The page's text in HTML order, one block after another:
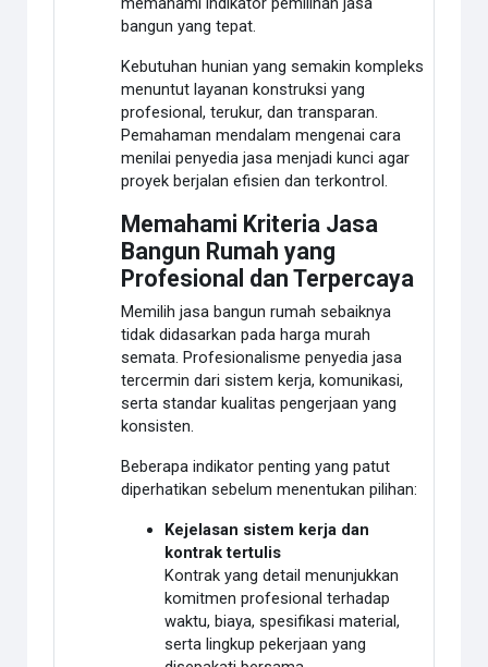
bangun yang tepat.
Kebutuhan hunian yang semakin kompleks
menuntut layanan konstruksi yang
profesional, terukur, dan transparan.
Pemahaman mendalam mengenai cara
menilai penyedia jasa menjadi kunci agar
proyek berjalan efisien dan terkontrol.
Memahami Kriteria Jasa
Bangun Rumah yang
Profesional dan Terpercaya
Memilih jasa bangun rumah sebaiknya
tidak didasarkan pada harga murah
semata. Profesionalisme penyedia jasa
tercermin dari sistem kerja, komunikasi,
serta standar kualitas pengerjaan yang
konsisten.
Beberapa indikator penting yang patut
diperhatikan sebelum menentukan pilihan:
Kejelasan sistem kerja dan
kontrak tertulis
Kontrak yang detail menunjukkan
komitmen profesional terhadap
waktu, biaya, spesifikasi material,
serta lingkup pekerjaan yang